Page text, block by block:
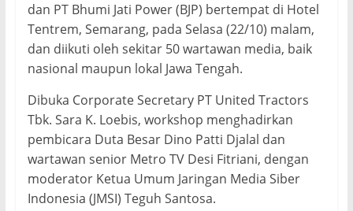
dan PT Bhumi Jati Power (BJP) bertempat di Hotel
Tentrem, Semarang, pada Selasa (22/10) malam,
dan diikuti oleh sekitar 50 wartawan media, baik
nasional maupun lokal Jawa Tengah.
Dibuka Corporate Secretary PT United Tractors
Tbk. Sara K. Loebis, workshop menghadirkan
pembicara Duta Besar Dino Patti Djalal dan
wartawan senior Metro TV Desi Fitriani, dengan
moderator Ketua Umum Jaringan Media Siber
Indonesia (JMSI) Teguh Santosa.